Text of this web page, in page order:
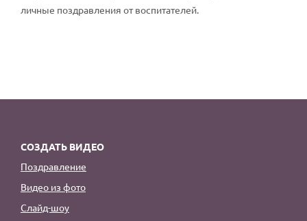
личные поздравления от воспитателей.
СОЗДАТЬ ВИДЕО
Поздравление
Видео из фото
Слайд-шоу